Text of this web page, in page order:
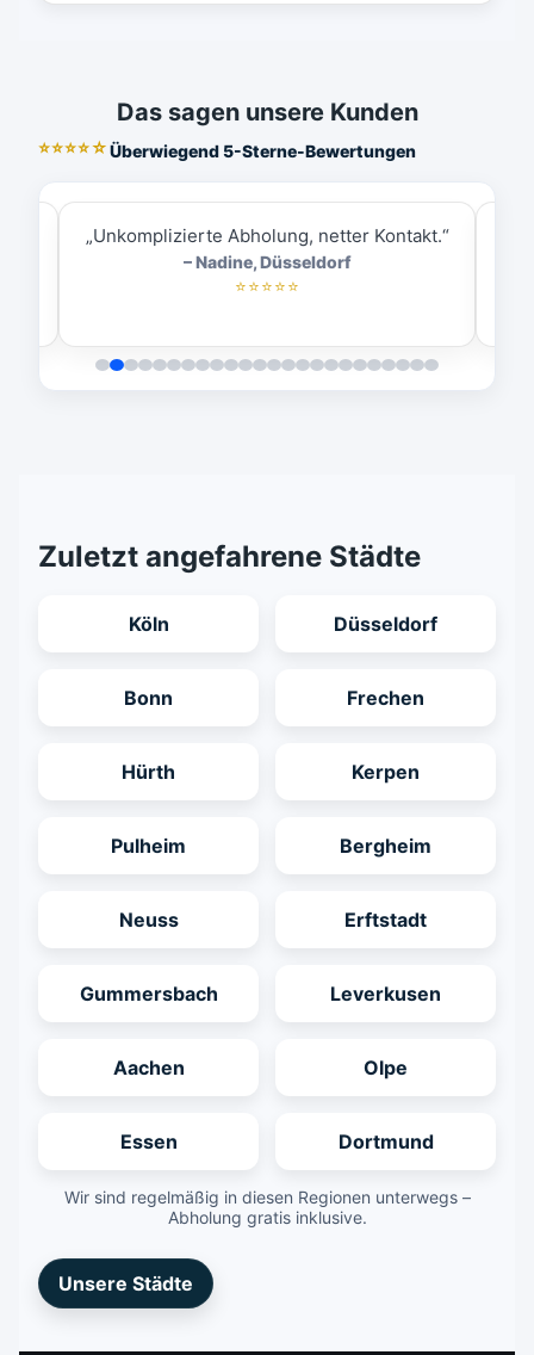
Das sagen unsere Kunden
⭐⭐⭐⭐☆Überwiegend 5-Sterne-Bewertungen
„Unkomplizierte Abholung, netter Kontakt.“
– Nadine, Düsseldorf
⭐⭐⭐⭐⭐
Zuletzt angefahrene Städte
Köln Düsseldorf
Bonn Frechen
Hürth Kerpen
Pulheim Bergheim
Neuss Erftstadt
Gummersbach Leverkusen
Aachen Olpe
Essen Dortmund
Wir sind regelmäßig in diesen Regionen unterwegs –
Abholung gratis inklusive.
Unsere Städte